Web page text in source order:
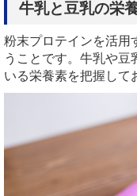
牛乳と豆乳の栄
粉末プロテインを活用
うことです。牛乳や豆
いる栄養素を把握して